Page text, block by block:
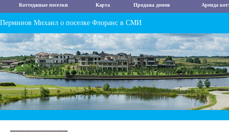
Коттеджные поселки Карта Продажа домов Аренда
Перминов Михаил о поселке Флоранс в СМИ